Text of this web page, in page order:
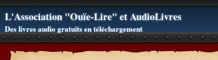
L'Association "Ouïe-Lire" et AudioLivres
Des livres audio gratuits en téléchargement